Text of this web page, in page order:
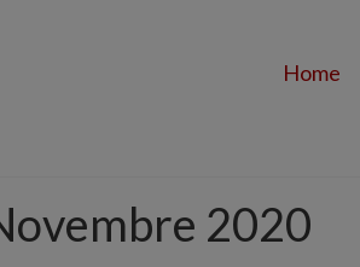
Home
2020